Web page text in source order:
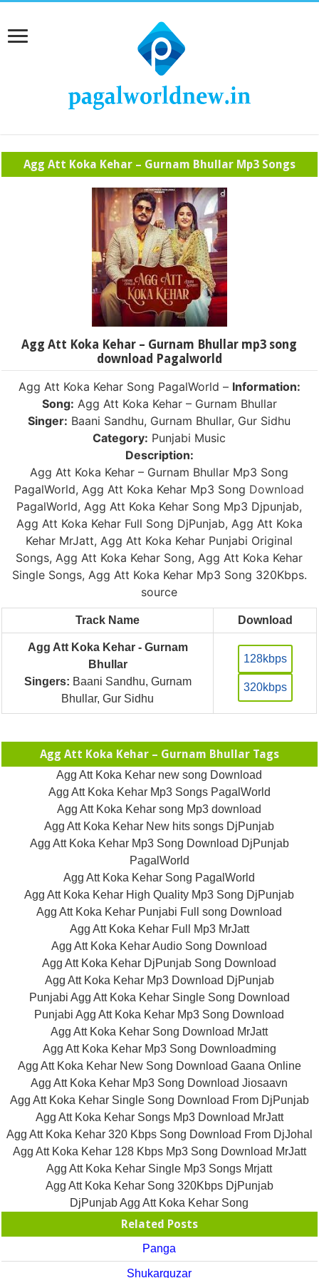
Agg Att Koka Kehar – Gurnam Bhullar Mp3 Songs
Agg Att Koka Kehar – Gurnam Bhullar mp3 song
download Pagalworld
Agg Att Koka Kehar Song PagalWorld – Information:
Song: Agg Att Koka Kehar – Gurnam Bhullar
Singer: Baani Sandhu, Gurnam Bhullar, Gur Sidhu
Category: Punjabi Music
Description:
Agg Att Koka Kehar – Gurnam Bhullar Mp3 Song
PagalWorld, Agg Att Koka Kehar Mp3 Song Download
PagalWorld, Agg Att Koka Kehar Song Mp3 Djpunjab,
Agg Att Koka Kehar Full Song DjPunjab, Agg Att Koka
Kehar MrJatt, Agg Att Koka Kehar Punjabi Original
Songs, Agg Att Koka Kehar Song, Agg Att Koka Kehar
Single Songs, Agg Att Koka Kehar Mp3 Song 320Kbps.
source
Track Name Download
Agg Att Koka Kehar - Gurnam
Bhullar
Singers: Baani Sandhu, Gurnam
Bhullar, Gur Sidhu
128kbps
320kbps
Agg Att Koka Kehar – Gurnam Bhullar Tags
Agg Att Koka Kehar new song Download
Agg Att Koka Kehar Mp3 Songs PagalWorld
Agg Att Koka Kehar song Mp3 download
Agg Att Koka Kehar New hits songs DjPunjab
Agg Att Koka Kehar Mp3 Song Download DjPunjab
PagalWorld
Agg Att Koka Kehar Song PagalWorld
Agg Att Koka Kehar High Quality Mp3 Song DjPunjab
Agg Att Koka Kehar Punjabi Full song Download
Agg Att Koka Kehar Full Mp3 MrJatt
Agg Att Koka Kehar Audio Song Download
Agg Att Koka Kehar DjPunjab Song Download
Agg Att Koka Kehar Mp3 Download DjPunjab
Punjabi Agg Att Koka Kehar Single Song Download
Punjabi Agg Att Koka Kehar Mp3 Song Download
Agg Att Koka Kehar Song Download MrJatt
Agg Att Koka Kehar Mp3 Song Downloadming
Agg Att Koka Kehar New Song Download Gaana Online
Agg Att Koka Kehar Mp3 Song Download Jiosaavn
Agg Att Koka Kehar Single Song Download From DjPunjab
Agg Att Koka Kehar Songs Mp3 Download MrJatt
Agg Att Koka Kehar 320 Kbps Song Download From DjJohal
Agg Att Koka Kehar 128 Kbps Mp3 Song Download MrJatt
Agg Att Koka Kehar Single Mp3 Songs Mrjatt
Agg Att Koka Kehar Song 320Kbps DjPunjab
DjPunjab Agg Att Koka Kehar Song
Related Posts
Panga
Shukarguzar